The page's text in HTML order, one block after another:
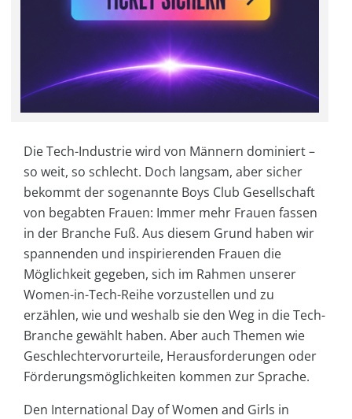
Die Tech-Industrie wird von Männern dominiert –
so weit, so schlecht. Doch langsam, aber sicher
bekommt der sogenannte Boys Club Gesellschaft
von begabten Frauen: Immer mehr Frauen fassen
in der Branche Fuß. Aus diesem Grund haben wir
spannenden und inspirierenden Frauen die
Möglichkeit gegeben, sich im Rahmen unserer
Women-in-Tech-Reihe vorzustellen und zu
erzählen, wie und weshalb sie den Weg in die Tech-
Branche gewählt haben. Aber auch Themen wie
Geschlechtervorurteile, Herausforderungen oder
Förderungsmöglichkeiten kommen zur Sprache.
Den International Day of Women and Girls in